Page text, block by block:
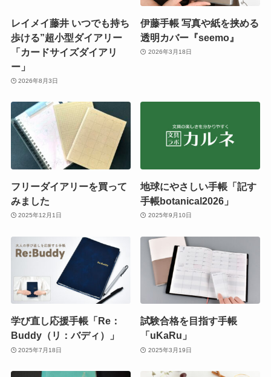
レイメイ藤井 いつでも持ち
歩ける”超小型ダイアリー
「カードサイズダイアリ
ー」
2026年8月3日
伊藤手帳 写真や紙を挟める
透明カバー『seemo』
2026年3月18日
フリーダイアリーを買って
みました
2025年12月1日
地球にやさしい手帳「記す
手帳botanical2026」
2025年9月10日
学び直し応援手帳「Re：
Buddy（リ：バディ）」
2025年7月18日
試験合格を目指す手帳
「uKaRu」
2025年3月19日